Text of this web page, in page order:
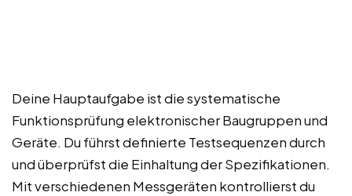
Deine Hauptaufgabe ist die systematische
Funktionsprüfung elektronischer Baugruppen und
Geräte. Du führst definierte Testsequenzen durch
und überprüfst die Einhaltung der Spezifikationen.
Mit verschiedenen Messgeräten kontrollierst du